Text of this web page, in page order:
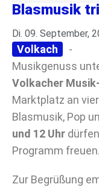
Blasmusik
Di. 09. September,
Volkach
-
Musikgenuss
Volkacher
Marktplatz an
Blasmusik, Pop
und 12 Uhr
Programm freuen.
Zur Begrüßung